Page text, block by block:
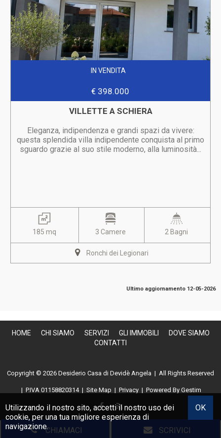
CHIAMACI SCRIVICI
IN VENDITA
€ 398.000
VILLETTE A SCHIERA
Eleganza, indipendenza e grandi spazi da vivere:
questa splendida villa indipendente conquista al primo
sguardo grazie al suo stile moderno, alla luminosità...
185 mq 3 Camere 2 Bagni
Ronchi dei Legionari
Ultimo aggiornamento 12-05-2026
HOME CHI SIAMO SERVIZI GLI IMMOBILI
DOVE SIAMO
CONTATTI
Copyright © 2026 Desiderio Casa di Devidè Angela | All Rights Reserved
| P.IVA 01158820314| Site Map | Privacy | Powered By Gestim
Utilizzando il nostro sito, accetti il nostro uso dei
cookie, per una tua migliore esperienza di
navigazione.
OK